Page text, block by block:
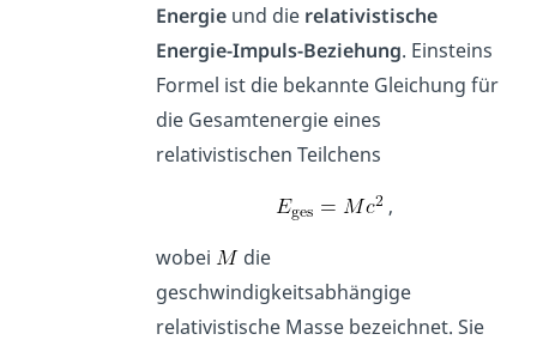
Energie und die relativistische
Energie-Impuls-Beziehung. Einsteins
Formel ist die bekannte Gleichung für
die Gesamtenergie eines
relativistischen Teilchens
,
wobei
die
geschwindigkeitsabhängige
relativistische Masse bezeichnet. Sie